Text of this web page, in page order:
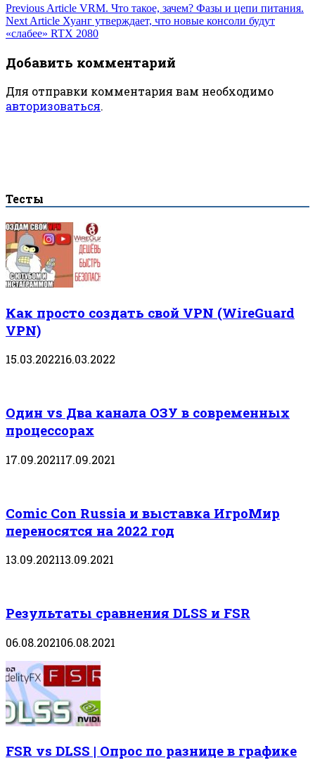
Навигация
по
записям
Previous Article VRM. Что такое, зачем? Фазы и цепи питания.
Next Article Хуанг утверждает, что новые консоли будут
«слабее» RTX 2080
Добавить комментарий
Для отправки комментария вам необходимо
авторизоваться.
Тесты
Как просто создать свой VPN (WireGuard
VPN)
15.03.202216.03.2022
Один vs Два канала ОЗУ в современных
процессорах
17.09.202117.09.2021
Comic Con Russia и выставка ИгроМир
переносятся на 2022 год
13.09.202113.09.2021
Результаты сравнения DLSS и FSR
06.08.202106.08.2021
FSR vs DLSS | Опрос по разнице в графике